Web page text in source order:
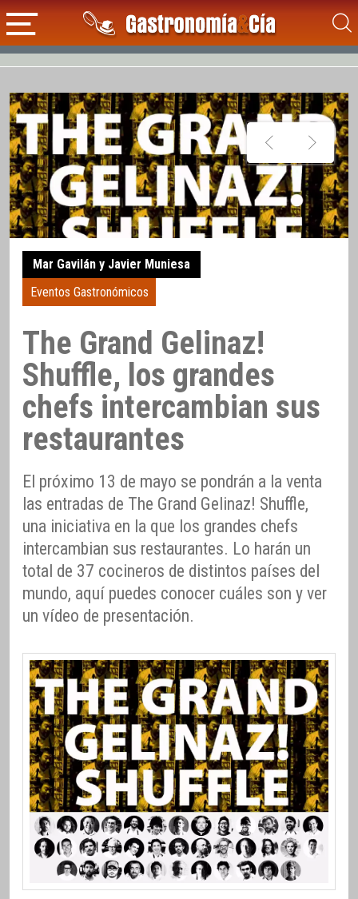
Mar Gavilán y Javier Muniesa
Eventos Gastronómicos
The Grand Gelinaz!
Shuffle, los grandes
chefs intercambian sus
restaurantes
El próximo 13 de mayo se pondrán a la venta
las entradas de The Grand Gelinaz! Shuffle,
una iniciativa en la que los grandes chefs
intercambian sus restaurantes. Lo harán un
total de 37 cocineros de distintos países del
mundo, aquí puedes conocer cuáles son y ver
un vídeo de presentación.